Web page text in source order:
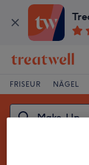
FRISEUR NÄGEL